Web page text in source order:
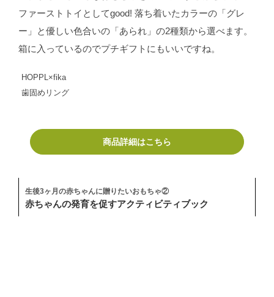
ファーストトイとしてgood! 落ち着いたカラーの「グレ
ー」と優しい色合いの「あられ」の2種類から選べます。
箱に入っているのでプチギフトにもいいですね。
HOPPL×fika
歯固めリング
商品詳細はこちら
生後3ヶ月の赤ちゃんに贈りたいおもちゃ②
赤ちゃんの発育を促すアクティビティブック